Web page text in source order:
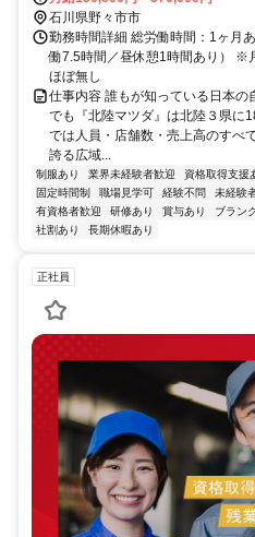
石川県野々市市
勤務時間詳細 総労働時間：1ヶ月
働7.5時間／昼休憩1時間あり）
ほぼ無し
仕事内容 誰もが知っている日本の
でも『北陸マツダ』は北陸３県に
では人員・店舗数・売上高のすべ
誇る広域...
制服あり 業界未経験者歓迎 資格取得支援
固定時間制
職場見学可 経験不問 未経験
有資格者歓迎
研修あり 賞与あり ブラン
社割あり
長期休暇あり
正社員